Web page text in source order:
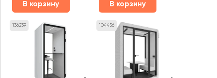
В корзину В корзину
136239 104456